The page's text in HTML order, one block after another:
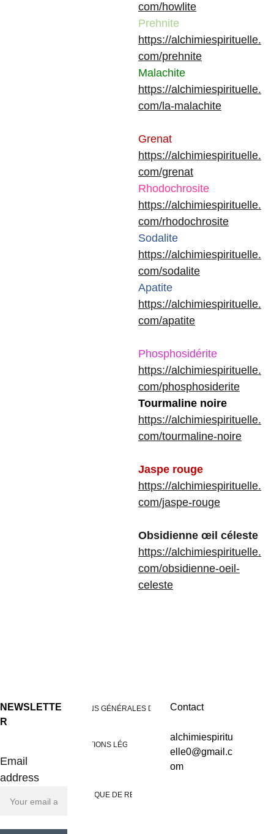
com/howlite
Prehnite
https://alchimiespirituelle.
com/prehnite
Malachite
https://alchimiespirituelle.
com/la-malachite
Grenat
https://alchimiespirituelle.
com/grenat
Rhodochrosite
https://alchimiespirituelle.
com/rhodochrosite
Sodalite
https://alchimiespirituelle.
com/sodalite
Apatite
https://alchimiespirituelle.
com/apatite
Phosphosidérite
https://alchimiespirituelle.
com/phosphosiderite
Tourmaline noire
https://alchimiespirituelle.
com/tourmaline-noire
Jaspe rouge
https://alchimiespirituelle.
com/jaspe-rouge
Obsidienne œil céleste
https://alchimiespirituelle.
com/obsidienne-oeil-
celeste
NEWSLETTE
R
Contact
alchimiespiritu
elle0@gmail.c
om
Email
address
CONDITIONS GÉNÉRALES DE VENTES
MENTIONS LÉGALES
POLITIQUE DE RETOUR